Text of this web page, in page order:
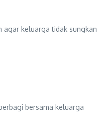
agar keluarga tidak sungkan
bersama keluarga